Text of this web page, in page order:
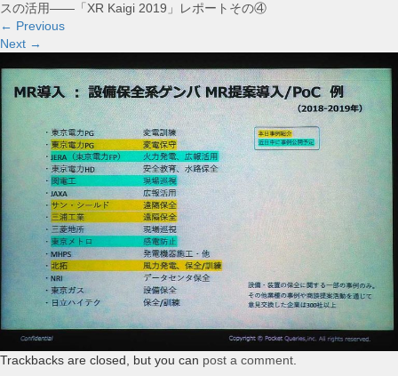
スの活用――「XR Kaigi 2019」レポートその④
← Previous
Next →
Trackbacks are closed, but you can post a comment